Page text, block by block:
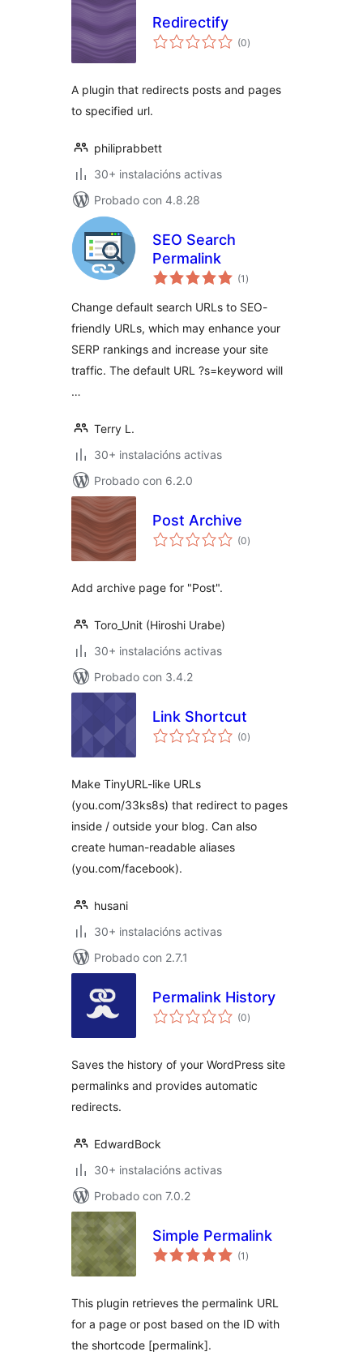
Redirectify
(0valoracións
totais
)
A plugin that redirects posts and pages
to specified url.
philiprabbett
30+ instalacións activas
Probado con 4.8.28
SEO Search
Permalink
(1 valoracións
totais
)
Change default search URLs to SEO-
friendly URLs, which may enhance your
SERP rankings and increase your site
traffic. The default URL ?s=keyword will
…
Terry L.
30+ instalacións activas
Probado con 6.2.0
Post Archive
(0valoracións
totais
)
Add archive page for "Post".
Toro_Unit (Hiroshi Urabe)
30+ instalacións activas
Probado con 3.4.2
Link Shortcut
(0valoracións
totais
)
Make TinyURL-like URLs
(you.com/33ks8s) that redirect to pages
inside / outside your blog. Can also
create human-readable aliases
(you.com/facebook).
husani
30+ instalacións activas
Probado con 2.7.1
Permalink History
(0valoracións
totais
)
Saves the history of your WordPress site
permalinks and provides automatic
redirects.
EdwardBock
30+ instalacións activas
Probado con 7.0.2
Simple Permalink
(1 valoracións
totais
)
This plugin retrieves the permalink URL
for a page or post based on the ID with
the shortcode [permalink].